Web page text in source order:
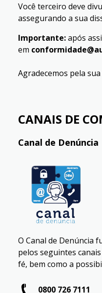
Você terceiro deve
assegurando a sua
Importante:após
em
Agradecemos pela
CANAIS DE
Canal de Denúncia
O Canal de Denúncia
pelos seguintes
fé, bem como a
0800 726 7111